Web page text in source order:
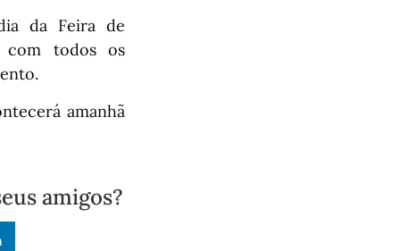
da Feira de
com todos os
amanhã
amigos?